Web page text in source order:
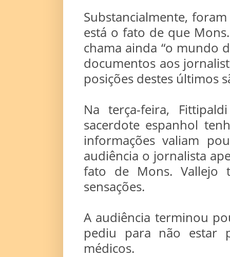
Substancialmente,
está o fato de que
chama ainda “o mundo
documentos aos
posições destes últimos
Na terça-feira,
sacerdote espanhol
informações valiam
audiência o jornalista
fato de Mons. Vallejo
sensações.
A audiência terminou
pediu para não estar
médicos.